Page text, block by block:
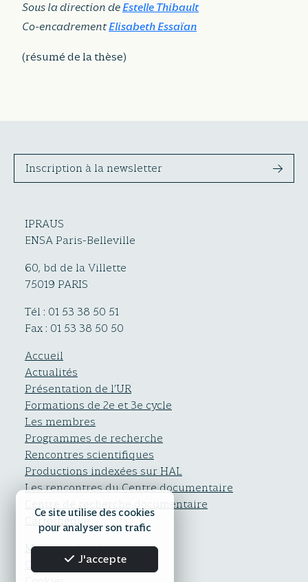
Sous la direction deEstelle Thibault
Co-encadrementElisabeth Essaïan
(résumé de la thèse)
Inscription à la newsletter
IPRAUS
ENSA Paris-Belleville
60, bd de la Villette
75019 PARIS
Tél : 01 53 38 50 51
Fax : 01 53 38 50 50
Accueil
Actualités
Présentation de l’UR
Formations de 2e et 3e cycle
Les membres
Programmes de recherche
Rencontres scientifiques
Productions indexées sur HAL
Les rencontres du Centre documentaire
Centre de recherche documentaire
Cartothèque
Mentions légales
Confidentialité
Ce site utilise des cookies
pour analyser son trafic
J'accepte